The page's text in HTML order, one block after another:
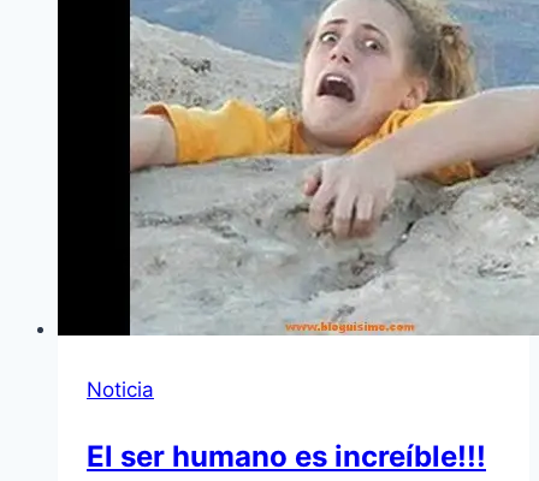
Noticia
El ser humano es increíble!!!